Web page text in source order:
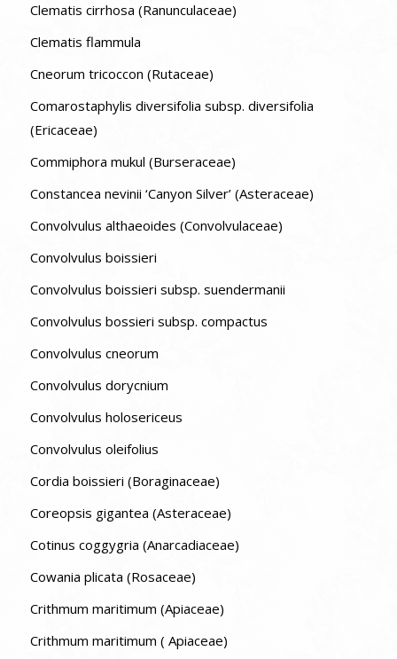
Clematis cirrhosa (Ranunculaceae)
Clematis flammula
Cneorum tricoccon (Rutaceae)
Comarostaphylis diversifolia subsp. diversifolia
(Ericaceae)
Commiphora mukul (Burseraceae)
Constancea nevinii ‘Canyon Silver’ (Asteraceae)
Convolvulus althaeoides (Convolvulaceae)
Convolvulus boissieri
Convolvulus boissieri subsp. suendermanii
Convolvulus bossieri subsp. compactus
Convolvulus cneorum
Convolvulus dorycnium
Convolvulus holosericeus
Convolvulus oleifolius
Cordia boissieri (Boraginaceae)
Coreopsis gigantea (Asteraceae)
Cotinus coggygria (Anarcadiaceae)
Cowania plicata (Rosaceae)
Crithmum maritimum (Apiaceae)
Crithmum maritimum ( Apiaceae)